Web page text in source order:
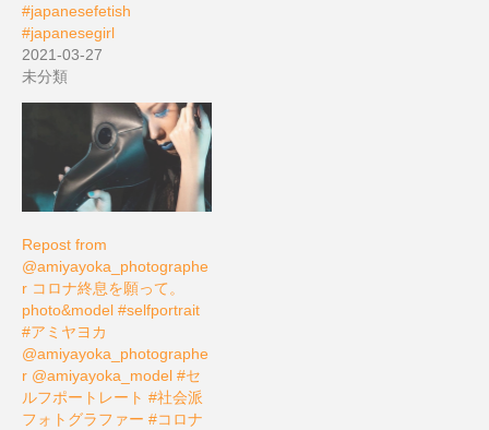
#japanesefetish
#japanesegirl
2021-03-27
未分類
Repost from
@amiyayoka_photographe
r コロナ終息を願って。
photo&model #selfportrait
#アミヤヨカ
@amiyayoka_photographe
r @amiyayoka_model #セ
ルフポートレート #社会派
フォトグラファー #コロナ